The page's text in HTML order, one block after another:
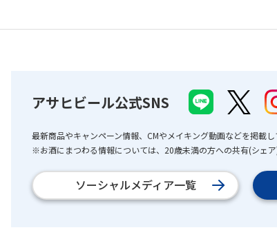
アサヒビール公式SNS
最新商品やキャンペーン情報、CMやメイキング動画などを掲載し
※お酒にまつわる情報については、20歳未満の方への共有(シェア
ソーシャルメディア一覧